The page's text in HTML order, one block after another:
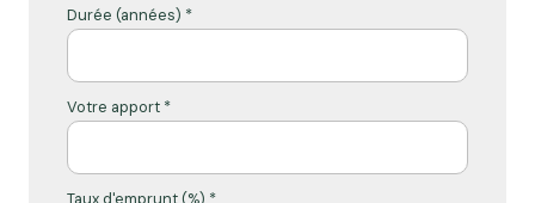
Durée (années) *
Votre apport *
Taux d'emprunt (%) *